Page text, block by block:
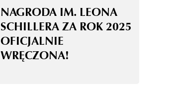
NAGRODA IM. LEONA
SCHILLERA ZA ROK 2025
OFICJALNIE
WRĘCZONA!